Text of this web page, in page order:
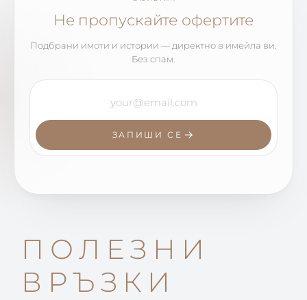
Не пропускайте офертите
Подбрани имоти и истории — директно в имейла ви.
Без спам.
ЗАПИШИ СЕ
ПОЛЕЗНИ
ВРЪЗКИ